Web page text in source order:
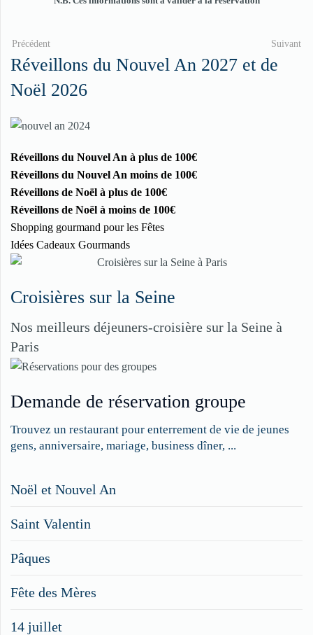
Précédent Suivant
Réveillons du Nouvel An 2027 et de
Noël 2026
Réveillons du Nouvel An à plus de 100€
Réveillons du Nouvel An moins de 100€
Réveillons de Noël à plus de 100€
Réveillons de Noël à moins de 100€
Shopping gourmand pour les Fêtes
Idées Cadeaux Gourmands
Croisières sur la Seine
Nos meilleurs déjeuners-croisière sur la Seine à
Paris
Demande de réservation groupe
Trouvez un restaurant pour enterrement de vie de jeunes
gens, anniversaire, mariage, business dîner, ...
Noël et Nouvel An
Saint Valentin
Pâques
Fête des Mères
14 juillet